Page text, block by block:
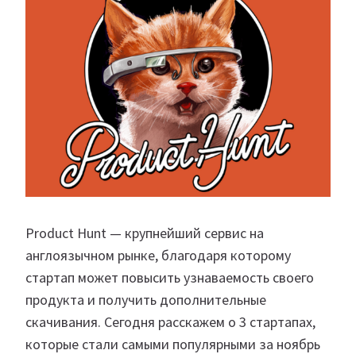
Product Hunt — крупнейший сервис на
англоязычном рынке, благодаря которому
стартап может повысить узнаваемость своего
продукта и получить дополнительные
скачивания. Сегодня расскажем о 3 стартапах,
которые стали самыми популярными за ноябрь